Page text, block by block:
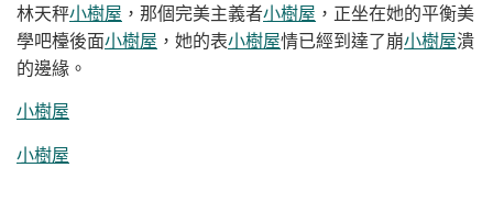
林天秤小樹屋 ，那個完美主義者小樹屋 ，正坐在她的平衡美
學吧檯後面小樹屋 ，她的表小樹屋情已經到達了崩小樹屋潰
的邊緣。
小樹屋
小樹屋